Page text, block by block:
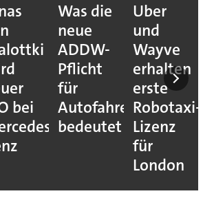
bei
Was die
neue
ADDW-
Pflicht
für
Autofahrer
bedeutet
Uber
und
Wayve
erhalten
erste
Robotaxi-
Lizenz
für
London